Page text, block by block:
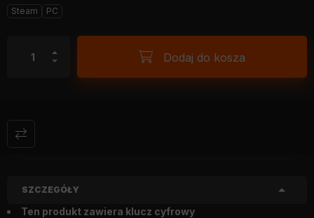
Steam PC
Dodaj do kosza
SZCZEGÓŁY
Ten produkt zawiera klucz cyfrowy